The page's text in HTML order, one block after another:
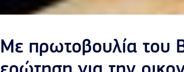
Με πρωτοβουλία του